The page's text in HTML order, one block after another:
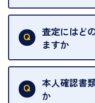
可能な限り、迅
グオフが可能で
契約破棄という
きます。
売却当日を含む
出張買取のお品
一切いただいて
だけない場合は
ございません。
査定にはど
ますか
お品物の内容や
取の場合は1点
お品物の場合は
本人確認書
か